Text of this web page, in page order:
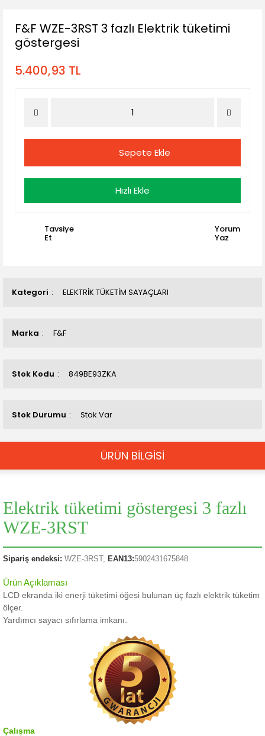
Kategori ELEKTRİK TÜKETİM SAYAÇLARI
Marka F&F
Stok Kodu 849BE93ZKA
Stok Durumu Stok Var
F&F WZE-3RST 3 fazlı Elektrik tüketimi
göstergesi
5.400,93 TL
Sepete Ekle
Hızlı Ekle
Tavsiye
Et
Yorum
Yaz
ÜRÜN BİLGİSİ
Elektrik tüketimi göstergesi 3 fazlı
WZE-3RST
Sipariş endeksi: WZE-3RST, EAN13:5902431675848
Ürün Açıklaması
LCD ekranda iki enerji tüketimi öğesi bulunan üç fazlı elektrik tüketim
ölçer.
Yardımcı sayacı sıfırlama imkanı.
Çalışma